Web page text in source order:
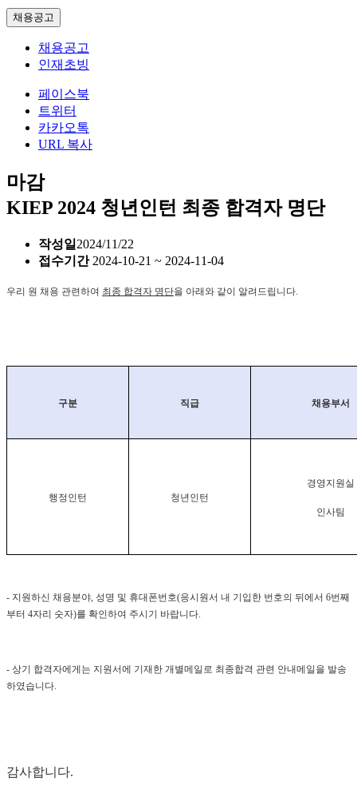
채용공고
채용공고
인재초빙
페이스북
트위터
카카오톡
URL 복사
마감
KIEP 2024 청년인턴 최종 합격자 명단
작성일 2024/11/22
접수기간 2024-10-21 ~ 2024-11-04
우리 원 채용 관련하여 최종 합격자 명단을 아래와 같이 알려드립니다.
구분 직급 채용부서
행정인턴 청년인턴
경영지원실
인사팀
- 지원하신 채용분야, 성명 및 휴대폰번호(응시원서 내 기입한 번호의 뒤에서 6번째
부터 4자리 숫자)를 확인하여 주시기 바랍니다.
- 상기 합격자에게는 지원서에 기재한 개별메일로 최종합격 관련 안내메일을 발송
하였습니다.
감사합니다.